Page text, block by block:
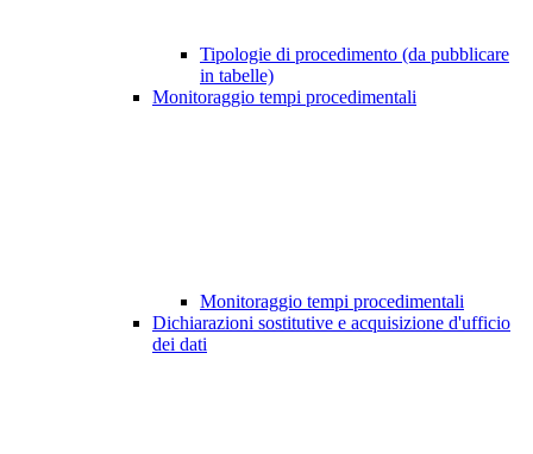
Tipologie di procedimento (da pubblicare
in tabelle)
Monitoraggio tempi procedimentali
Monitoraggio tempi procedimentali
Dichiarazioni sostitutive e acquisizione d'ufficio
dei dati